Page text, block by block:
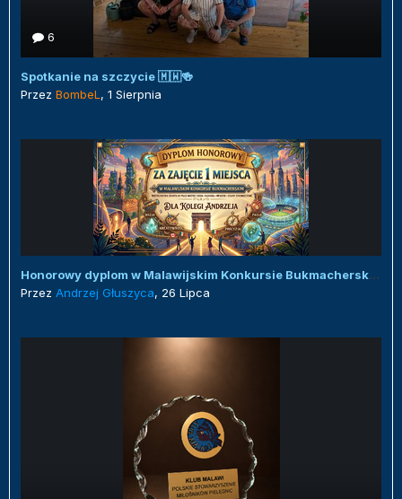
6
Spotkanie na szczycie 🇲🇼🍻
Przez BombeL , 1 Sierpnia
Honorowy dyplom w Malawijskim Konkursie Bukmacherskim :)
Przez Andrzej Głuszyca, 26 Lipca